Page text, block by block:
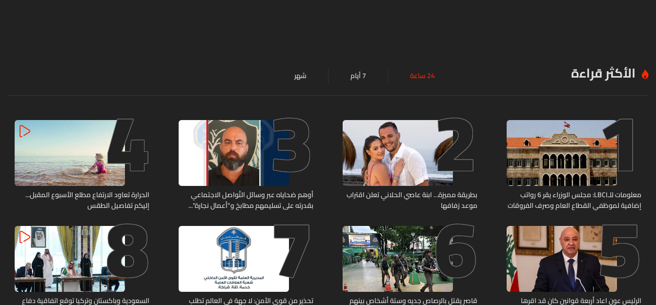
الأكثر قراءة 24 ساعة 7 أيام شهر 1
معلومات للـLBCI: مجلس الوزراء يقر 6 رواتب
إضافية لموظفي القطاع العام وصرف الفروقات
2
بطريقة مميزة… ابنة عاصي الحلاني تعلن اقتراب
موعد زفافها
3
أوهم ضحاياه عبر وسائل التّواصل الاجتماعي
بقدرته على تسليمهم مطابخ و"أعمال نجارة"...
4
الحرارة تعاود الارتفاع مطلع الأسبوع المقبل...
إليكم تفاصيل الطقس
5
الرئيس عون اعاد أربعة قوانين كان قد اقرها 6
قاصر يقتل بالرصاص جديه وستة أشخاص بينهم 7
تحذير من قوى الأمن: لا جهة في العالم تطلب 8
السعودية وباكستان وتركيا توقع اتفاقية دفاع